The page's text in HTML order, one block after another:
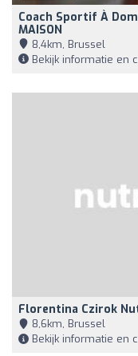
Coach Sportif À
MAISON
8,4km, Brussel
Bekijk informatie en
Florentina Czirok
8,6km, Brussel
Bekijk informatie en